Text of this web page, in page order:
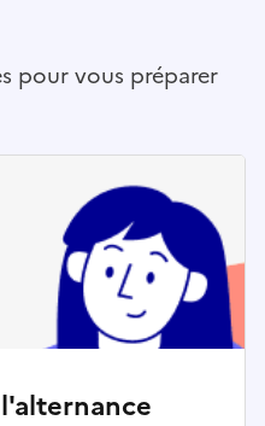
pour vous préparer